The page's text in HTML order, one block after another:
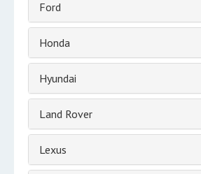
Ford
Honda
Hyundai
Land Rover
Lexus